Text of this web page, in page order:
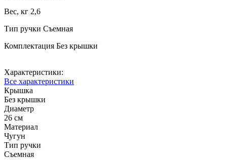
Вес, кг 2,6
Тип ручки Съемная
Комплектация Без крышки
Характеристики:
Все характеристики
Крышка
Без крышки
Диаметр
26 см
Материал
Чугун
Тип ручки
Съемная